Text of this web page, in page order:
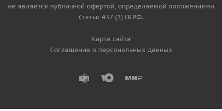
не является публичной офертой, определяемой положениями
Статьи 437 (2) ГКРФ.
Карта сайта
Соглашение о персональных данных